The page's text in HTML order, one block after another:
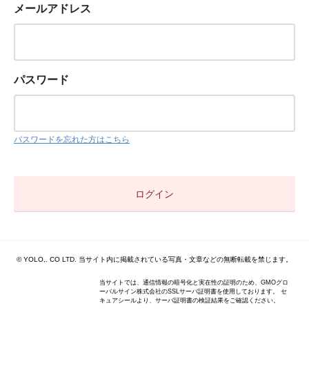
メールアドレス
パスワード
パスワードを忘れた方はこちら
© YOLO,. CO LTD. 当サイト内に掲載されている写真・文章などの無断転載を禁じます。
当サイトでは、通信情報の暗号化と実在性の証明のため、GMOグロ
ーバルサイン株式会社のSSLサーバ証明書を使用しております。 セ
キュアシールより、サーバ証明書の検証結果をご確認ください。